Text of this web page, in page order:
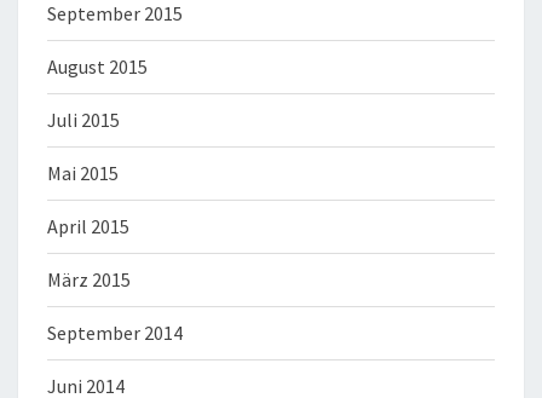
September 2015
August 2015
Juli 2015
Mai 2015
April 2015
März 2015
September 2014
Juni 2014